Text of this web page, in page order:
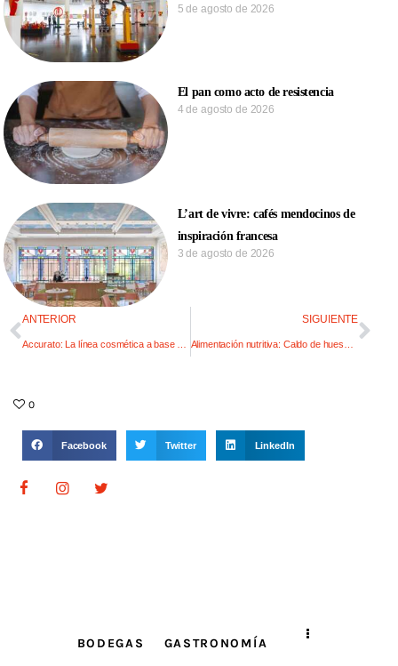
5 de agosto de 2026
El pan como acto de resistencia
4 de agosto de 2026
L’art de vivre: cafés mendocinos de
inspiración francesa
3 de agosto de 2026
ANTERIOR SIGUIENTE
0
Facebook Twitter LinkedIn
BODEGAS GASTRONOMÍA